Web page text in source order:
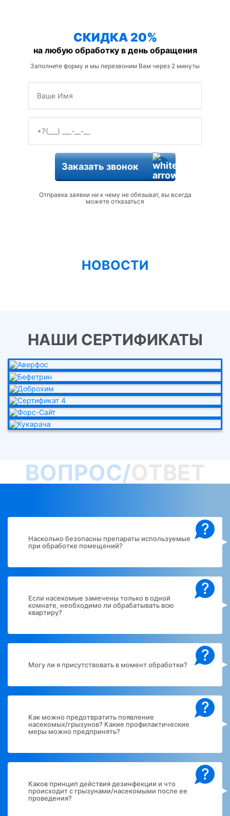
СКИДКА 20%
на любую обработку в день обращения
Заполните форму и мы перезвоним Вам через 2 минуты
Заказать звонок
Отправка заявки ни к чему не обязыват, вы всегда
можете отказаться
НОВОСТИ
НАШИ СЕРТИФИКАТЫ
ВОПРОС/
?
Насколько безопасны препараты используемые
при обработке помещений?
?
Если насекомые замечены только в одной
комнате, необходимо ли обрабатывать всю
квартиру?
?
Могу ли я присутствовать в момент обработки?
?
Как можно предотвратить появление
насекомых/грызунов? Какие профилактические
меры можно предпринять?
?
Каков принцип действия дезинфекции и что
происходит с грызунами/насекомыми после ее
проведения?